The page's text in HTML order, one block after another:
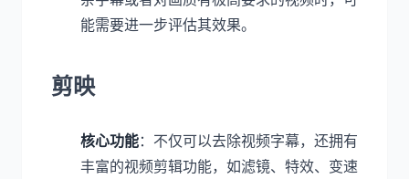
能需要进一步评估其效果。
剪映
核心功能：不仅可以去除视频字幕，还拥有
丰富的视频剪辑功能，如滤镜、特效、变速